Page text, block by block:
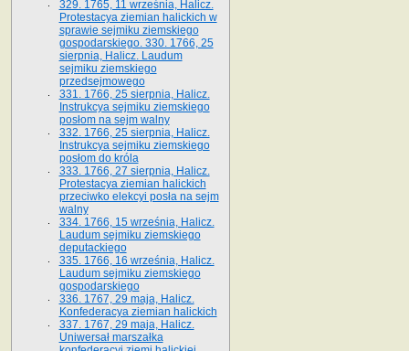
329. 1765, 11 września, Halicz.
Protestacya ziemian halickich w
sprawie sejmiku ziemskiego
gospodarskiego. 330. 1766, 25
sierpnia, Halicz. Laudum
sejmiku ziemskiego
przedsejmowego
331. 1766, 25 sierpnia, Halicz.
Instrukcya sejmiku ziemskiego
posłom na sejm walny
332. 1766, 25 sierpnia, Halicz.
Instrukcya sejmiku ziemskiego
posłom do króla
333. 1766, 27 sierpnia, Halicz.
Protestacya ziemian halickich
przeciwko elekcyi posła na sejm
walny
334. 1766, 15 września, Halicz.
Laudum sejmiku ziemskiego
deputackiego
335. 1766, 16 września, Halicz.
Laudum sejmiku ziemskiego
gospodarskiego
336. 1767, 29 maja, Halicz.
Konfederacya ziemian halickich
337. 1767, 29 maja, Halicz.
Uniwersał marszałka